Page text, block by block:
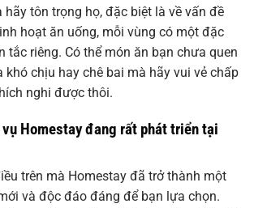
hãy tôn trọng họ, đặc biệt là về vấn đề
hoạt ăn uống, mỗi vùng có một đặc
tắc riêng. Có thể món ăn bạn chưa quen
khó chịu hay chê bai mà hãy vui vẻ chấp
nghi được thôi.
Homestay đang rất phát triển tại
trên mà Homestay đã trở thành một
và độc đáo đáng để bạn lựa chọn.